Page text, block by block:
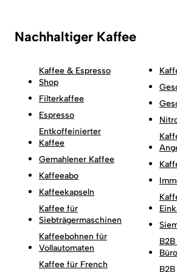
Nachhaltiger Kaffee
Kaffee & Espresso
Shop
Filterkaffee
Espresso
Entkoffeinierter
Kaffee
Gemahlener Kaffee
Kaffeeabo
Kaffeekapseln
Kaffee für
Siebträgermaschinen
Kaffeebohnen für
Vollautomaten
Kaffee für French